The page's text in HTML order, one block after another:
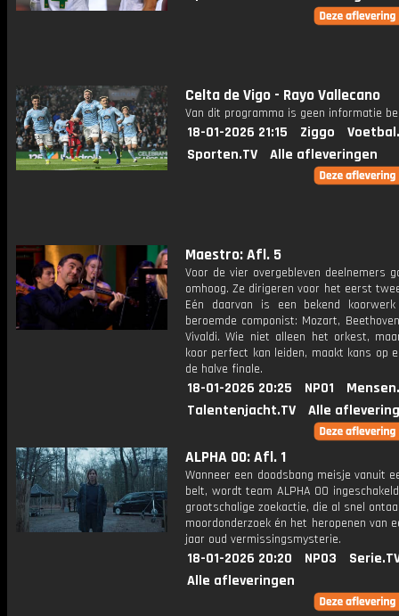
Celta de Vigo - Rayo Vallecano
Van dit programma is geen informatie
18-01-2026 21:15 Ziggo
Sporten.TV
Alle afleveringen
Maestro: Afl. 5
Voor de vier overgebleven deelnemers
omhoog. Ze dirigeren voor het eerst
Eén daarvan is een bekend
beroemde componist: Mozart,
Vivaldi. Wie niet alleen het orkest,
koor perfect kan leiden, maakt kans op
de halve finale.
18-01-2026 20:25 NPO1
Talentenjacht.TV
Alle
ALPHA 00: Afl. 1
Wanneer een doodsbang meisje vanuit
belt, wordt team ALPHA 00
grootschalige zoekactie, die al snel
moordonderzoek én het heropenen van
jaar oud vermissingsmysterie.
18-01-2026 20:20 NPO3
Alle afleveringen